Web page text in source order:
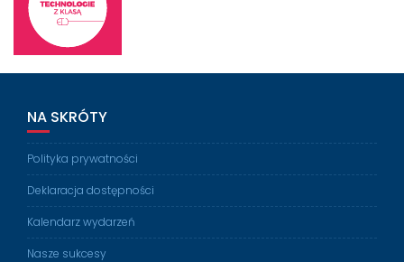
NA SKRÓTY
Polityka prywatności
Deklaracja dostępności
Kalendarz wydarzeń
Nasze sukcesy